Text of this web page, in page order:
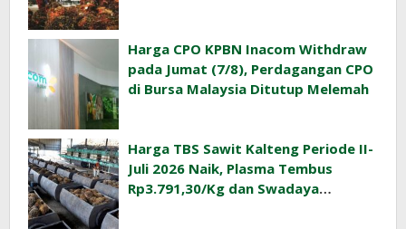
Harga CPO KPBN Inacom Withdraw
pada Jumat (7/8), Perdagangan CPO
di Bursa Malaysia Ditutup Melemah
Harga TBS Sawit Kalteng Periode II-
Juli 2026 Naik, Plasma Tembus
Rp3.791,30/Kg dan Swadaya